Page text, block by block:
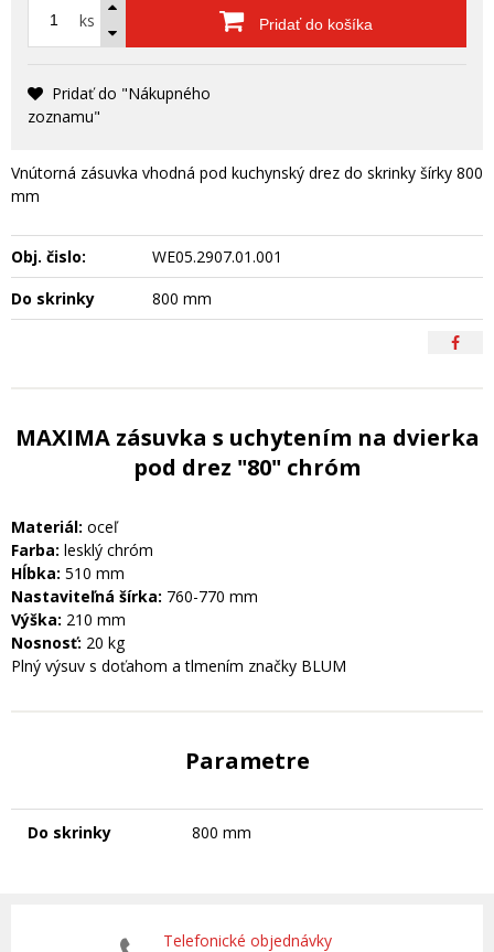
ks Pridať do košíka
Pridať do "Nákupného
zoznamu"
Vnútorná zásuvka vhodná pod kuchynský drez do skrinky šírky 800
mm
Obj. čislo:
WE05.2907.01.001
Do skrinky
800 mm
MAXIMA zásuvka s uchytením na dvierka
pod drez "80" chróm
Materiál: oceľ
Farba: lesklý chróm
Hĺbka: 510 mm
Nastaviteľná šírka: 760-770 mm
Výška: 210 mm
Nosnosť: 20 kg
Plný výsuv s doťahom a tlmením značky BLUM
Parametre
Do skrinky 800 mm
Telefonické objednávky